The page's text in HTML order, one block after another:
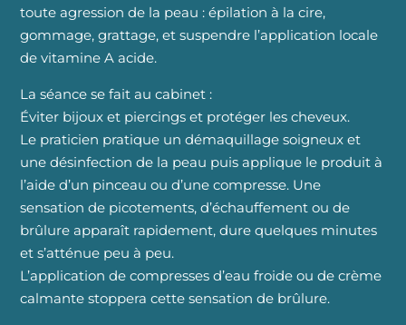
toute agression de la peau : épilation à la cire,
gommage, grattage, et suspendre l’application locale
de vitamine A acide.
La séance se fait au cabinet :
Éviter bijoux et piercings et protéger les cheveux.
Le praticien pratique un démaquillage soigneux et
une désinfection de la peau puis applique le produit à
l’aide d’un pinceau ou d’une compresse. Une
sensation de picotements, d’échauffement ou de
brûlure apparaît rapidement, dure quelques minutes
et s’atténue peu à peu.
L’application de compresses d’eau froide ou de crème
calmante stoppera cette sensation de brûlure.